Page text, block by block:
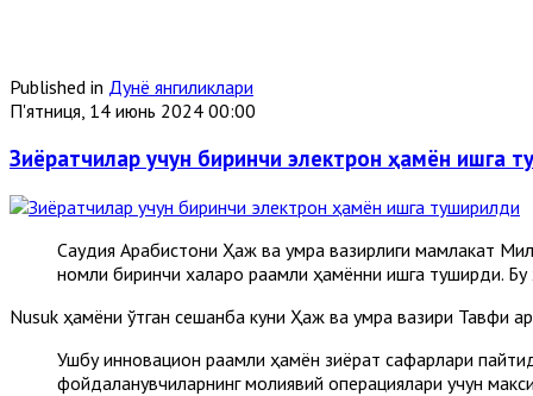
Published in Дунё янгиликлари
П'ятниця, 14 июнь 2024 00:00
Зиёратчилар учун биринчи электрон ҳамён ишга
Саудия Aрабистони Ҳаж ва умра вазирлиги мамлакат
номли биринчи халқаро рақамли ҳамённи ишга туширди.
Nusuk ҳамёни ўтган сешанба куни Ҳаж ва умра вазири Тавфиқ
Ушбу инновацион рақамли ҳамён зиёрат сафарлари
фойдаланувчиларнинг молиявий операциялари учун